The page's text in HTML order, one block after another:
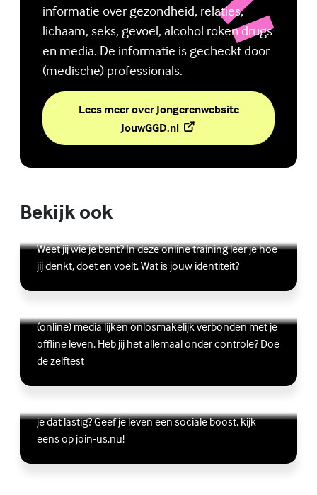
informatie over gezondheid, relaties,
lichaam, seks, gevoel, alcohol roken drugs
en media. De informatie is gecheckt door
(medische) professionals.
Lees meer over Jongerenwebsite
JouwGGD.nl(Externe link)
Bekijk ook
Online zelfhulptraining - Wie ben ik?
Weet jij wie je bent? In deze online training leer je hoe
jij denkt, doet en voelt. Wat is jouw identiteit?
Lees meer over Online zelfhulptraining - Wie ben ik?
(Externe link)
Ben jij digitaal in balans?
(online) media lijken onlosmakelijk verbonden met je
offline leven. Heb jij het allemaal onder controle? Doe
de zelftest
Lees meer over Ben jij digitaal in balans?
(Externe link)
Vriendschap
je dat lastig? Geef je leven een sociale boost, kijk
eens op join-us.nu!
Lees meer over Vriendschap
(Externe link)